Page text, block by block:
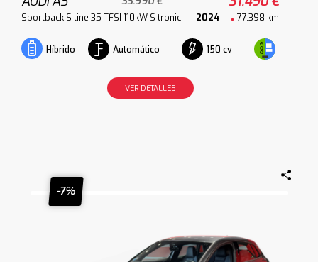
Sportback S line 35 TFSI 110kW S tronic 2024 77.398 km
Híbrido Automático 150 cv
VER DETALLES
-7%